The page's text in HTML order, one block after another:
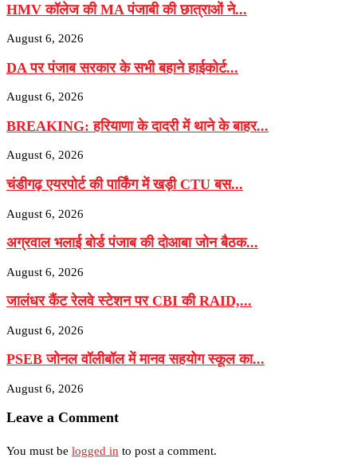
HMV कॉलेज की MA पंजाबी की छात्राओं ने...
August 6, 2026
DA पर पंजाब सरकार के सभी बहाने हाईकोर्ट...
August 6, 2026
BREAKING: हरियाणा के दादरी में थाने के बाहर...
August 6, 2026
चंडीगढ़ एयरपोर्ट की पार्किंग में खड़ी CTU बस...
August 6, 2026
अग्रवाल भलाई बोर्ड पंजाब की दोआबा जोन बैठक...
August 6, 2026
जालंधर कैंट रेलवे स्टेशन पर CBI की RAID,...
August 6, 2026
PSEB जोनल वॉलीबॉल में मानव सहयोग स्कूल का...
August 6, 2026
Leave a Comment
You must be logged in to post a comment.